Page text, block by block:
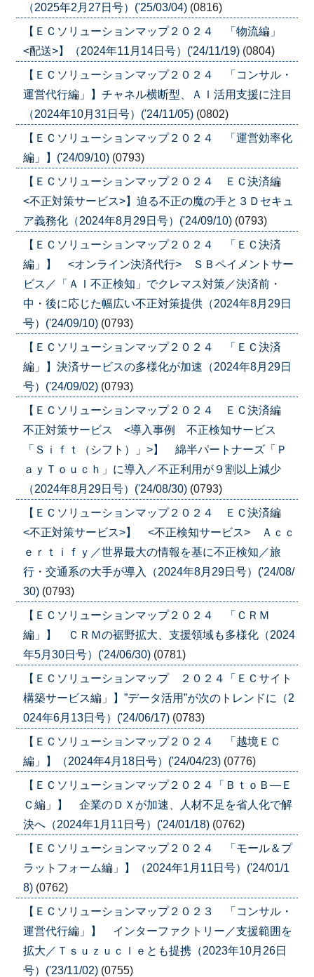
（2025年2月27日号）('25/03/04) (0816)
【ＥＣソリューションマップ２０２４ 「物流編」
<配送>】（2024年11月14日号）('24/11/19) (0804)
【ＥＣソリューションマップ２０２４ 「コンサル・
運営代行編」】チャネル横断型、ＡＩ活用支援に注目
（2024年10月31日号）('24/11/05) (0802)
【ＥＣソリューションマップ２０２４ 「運営効率化
編」】('24/09/10) (0793)
【ＥＣソリューションマップ２０２４ ＥＣ決済編
<不正対策サービス>】迫る不正の魔の手と３Ｄセキュ
ア義務化（2024年8月29日号）('24/09/10) (0793)
【ＥＣソリューションマップ２０２４ 「ＥＣ決済
編」】 <オンライン決済代行> ＳＢペイメントサー
ビス／「ＡＩ不正検知」でクレマス対策／決済前・
中・後に応じた幅広い不正対策提供（2024年8月29日
号）('24/09/10) (0793)
【ＥＣソリューションマップ２０２４ 「ＥＣ決済
編」】決済サービスの多様化が加速（2024年8月29日
号）('24/09/02) (0793)
【ＥＣソリューションマップ２０２４ ＥＣ決済編
不正対策サービス <導入事例 不正検知サービス
「Ｓｉｆｔ（シフト）」>】 綿半パートナーズ「Ｐ
ａｙＴｏｕｃｈ」に導入／不正利用が９割以上減少
（2024年8月29日号）('24/08/30) (0793)
【ＥＣソリューションマップ２０２４ ＥＣ決済編
<不正対策サービス>】 <不正検知サービス> Ａｃｃ
ｅｒｔｉｆｙ／世界最大の情報を基に不正検知／旅
行・交通系の大手が導入（2024年8月29日号）('24/08/
30) (0793)
【ＥＣソリューションマップ２０２４ 「ＣＲＭ
編」】 ＣＲＭの裾野拡大、支援領域も多様化（2024
年5月30日号）('24/06/30) (0781)
【ＥＣソリューションマップ ２０２４「ＥＣサイト
構築サービス編」】”データ活用”が次のトレンドに（2
024年6月13日号）('24/06/17) (0783)
【ＥＣソリューションマップ２０２４ 「越境ＥＣ
編」】（2024年4月18日号）('24/04/23) (0776)
【ＥＣソリューションマップ２０２４「ＢｔｏＢ―Ｅ
Ｃ編」】 企業のＤＸが加速、人材不足を省人化で解
決へ（2024年1月11日号）('24/01/18) (0762)
【ＥＣソリューションマップ２０２４ 「モール＆プ
ラットフォーム編」】（2024年1月11日号）('24/01/1
8) (0762)
【ＥＣソリューションマップ２０２３ 「コンサル・
運営代行編」】 インターファクトリー／支援範囲を
拡大／Ｔｓｕｚｕｃｌｅとも提携（2023年10月26日
号）('23/11/02) (0755)